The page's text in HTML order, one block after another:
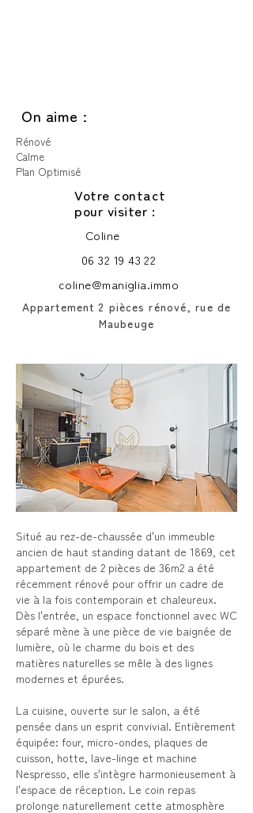
On aime :
Rénové
Calme
Plan Optimisé
Votre contact
pour visiter :
Coline
06 32 19 43 22
coline@maniglia.immo
Appartement 2 pièces rénové, rue de
Maubeuge
Situé au rez-de-chaussée d'un immeuble
ancien de haut standing datant de 1869, cet
appartement de 2 pièces de 36m2 a été
récemment rénové pour offrir un cadre de
vie à la fois contemporain et chaleureux.
Dès l'entrée, un espace fonctionnel avec WC
séparé mène à une pièce de vie baignée de
lumière, où le charme du bois et des
matières naturelles se mêle à des lignes
modernes et épurées.
La cuisine, ouverte sur le salon, a été
pensée dans un esprit convivial. Entièrement
équipée: four, micro-ondes, plaques de
cuisson, hotte, lave-linge et machine
Nespresso, elle s'intègre harmonieusement à
l'espace de réception. Le coin repas
prolonge naturellement cette atmosphère